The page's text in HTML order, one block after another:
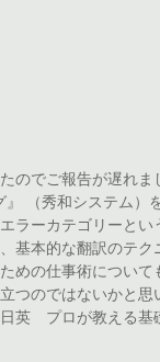
のでご報告が遅れま
（秀和システム）
ラーカテゴリーとい
基本的な翻訳のテク
めの仕事術につい
つのではないかと思
英　プロが教える基